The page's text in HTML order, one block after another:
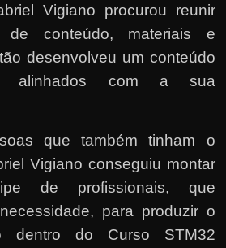
Vigiano procurou reunir
conteúdo, materiais e
desenvolveu um conteúdo
alinhados com a sua
que também tinham o
Vigiano conseguiu montar
de profissionais, que
para produzir o
dentro do Curso STM32